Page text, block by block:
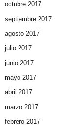
octubre 2017
septiembre 2017
agosto 2017
julio 2017
junio 2017
mayo 2017
abril 2017
marzo 2017
febrero 2017